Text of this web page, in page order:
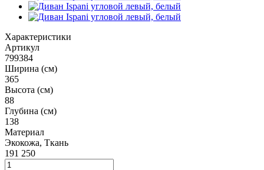
Характеристики
Артикул
799384
Ширина (см)
365
Высота (см)
88
Глубина (см)
138
Материал
Экокожа, Ткань
191 250